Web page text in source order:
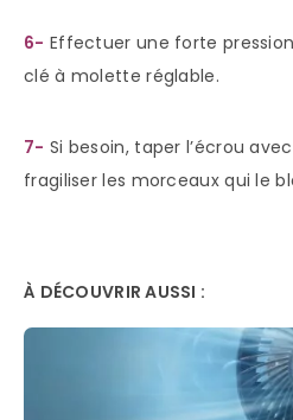
6- Effectuer une forte
clé à molette réglable.
7- Si besoin, taper l’écrou
fragiliser les morceaux qui le
À DÉCOUVRIR AUSSI :